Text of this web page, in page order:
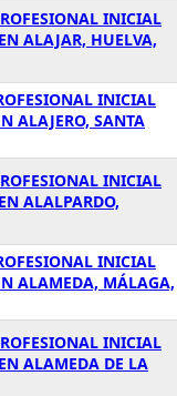
INICIAL
ALAJAR, HUELVA,
INICIAL
ALAJERO, SANTA
INICIAL
ALALPARDO,
INICIAL
ALAMEDA, MÁLAGA,
INICIAL
ALAMEDA DE LA